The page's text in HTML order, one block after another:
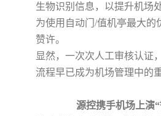
生物识别信息，以提升机场
为使用自动门 /值机亭最大的
赞许。
显然，一次次人工审核认证
流程早已成为机场管理中的
源控携手机场上演